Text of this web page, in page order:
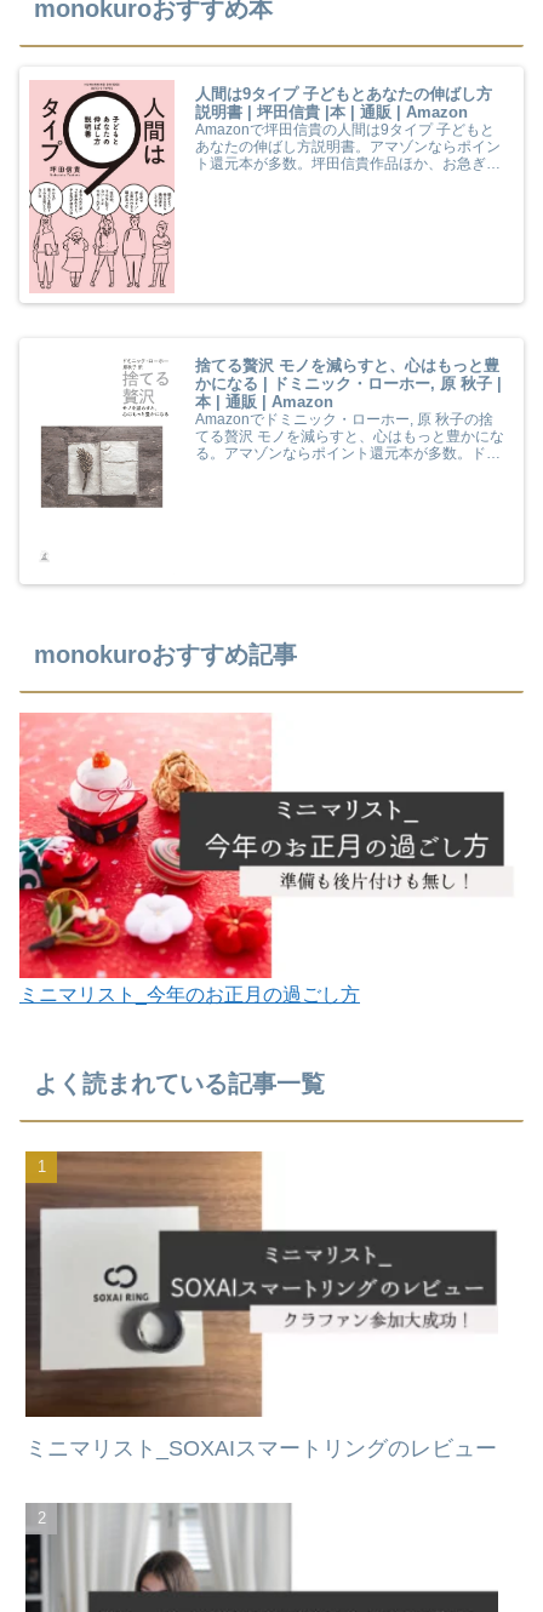
monokuroおすすめ本
人間は9タイプ 子どもとあなたの伸ばし方
説明書 | 坪田信貴 |本 | 通販 | Amazon
Amazonで坪田信貴の人間は9タイプ 子どもと
あなたの伸ばし方説明書。アマゾンならポイン
ト還元本が多数。坪田信貴作品ほか、お急ぎ便
捨てる贅沢 モノを減らすと、心はもっと豊
かになる | ドミニック・ローホー, 原 秋子 |
本 | 通販 | Amazon
Amazonでドミニック・ローホー, 原 秋子の捨
てる贅沢 モノを減らすと、心はもっと豊かにな
る。アマゾンならポイント還元本が多数。ドミ
monokuroおすすめ記事
ミニマリスト_今年のお正月の過ごし方
よく読まれている記事一覧
ミニマリスト_SOXAIスマートリングのレビュー